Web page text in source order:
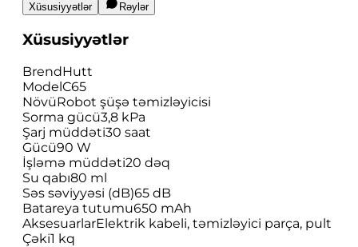
Xüsusiyyətlər
Rəylər
Xüsusiyyətlər
BrendHutt
ModelC65
NövüRobot şüşə təmizləyicisi
Sorma gücü3,8 kPa
Şarj müddəti30 saat
Gücü90 W
İşləmə müddəti20 dəq
Su qabı80 ml
Səs səviyyəsi (dB)65 dB
Batareya tutumu650 mAh
AksesuarlarElektrik kabeli, təmizləyici parça, pult
Çəki1 kq